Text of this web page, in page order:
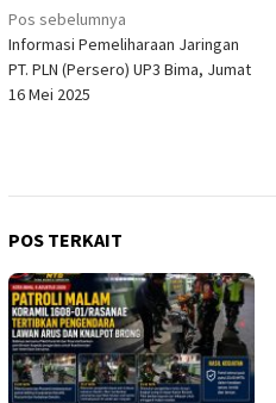
Navigasi
pos
Pos sebelumnya
Informasi Pemeliharaan Jaringan
PT. PLN (Persero) UP3 Bima, Jumat
16 Mei 2025
POS TERKAIT